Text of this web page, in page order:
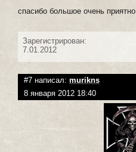
спасибо большое очень приятно
Зарегистрирован:
7.01.2012
#7 написал: murikns
8 января 2012 18:40